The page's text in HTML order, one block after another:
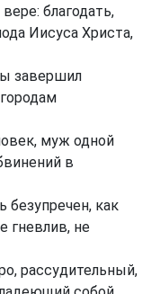
благодать,
Иисуса Христа,
завершил
муж одной
в
как
гневлив, не
рассудительный,